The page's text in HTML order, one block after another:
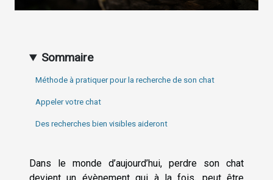
Sommaire
Méthode à pratiquer pour la recherche de son chat
Appeler votre chat
Des recherches bien visibles aideront
Dans le monde d’aujourd’hui, perdre son chat